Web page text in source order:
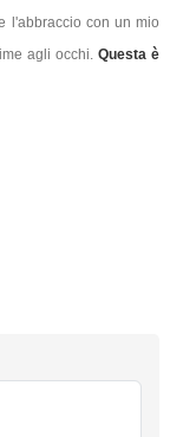
l'abbraccio con un mio
agli occhi. Questa è